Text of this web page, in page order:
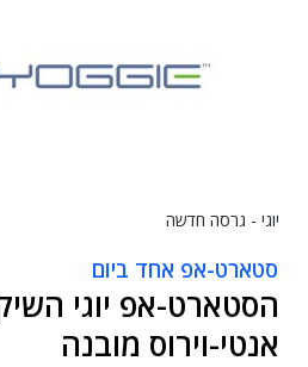
יוגי - גרסה חדשה
סטארט-אפ אחד ביום
הסטארט-אפ יוגי
אנטי-וירוס מובנה